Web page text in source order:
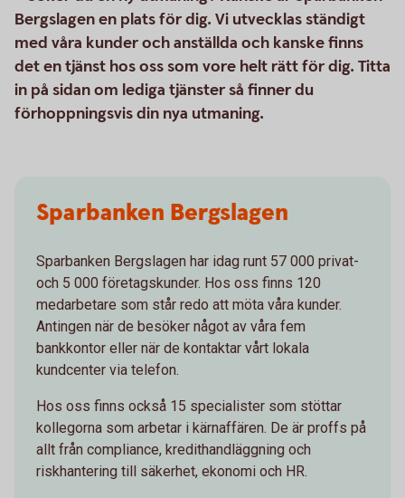
Bergslagen en plats för dig. Vi utvecklas ständigt
med våra kunder och anställda och kanske finns
det en tjänst hos oss som vore helt rätt för dig. Titta
in på sidan om lediga tjänster så finner du
förhoppningsvis din nya utmaning.
Sparbanken Bergslagen
Sparbanken Bergslagen har idag runt 57 000 privat-
och 5 000 företagskunder. Hos oss finns 120
medarbetare som står redo att möta våra kunder.
Antingen när de besöker något av våra fem
bankkontor eller när de kontaktar vårt lokala
kundcenter via telefon.
Hos oss finns också 15 specialister som stöttar
kollegorna som arbetar i kärnaffären. De är proffs på
allt från compliance, kredithandläggning och
riskhantering till säkerhet, ekonomi och HR.